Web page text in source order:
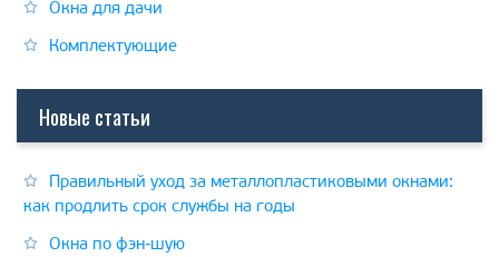
Окна для дачи
Комплектующие
Новые статьи
Правильный уход за металлопластиковыми окнами:
как продлить срок службы на годы
Окна по фэн-шую